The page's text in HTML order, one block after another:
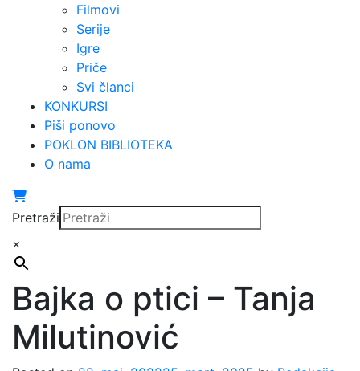
Filmovi
Serije
Igre
Priče
Svi članci
KONKURSI
Piši ponovo
POKLON BIBLIOTEKA
O nama
Pretraži
×
Bajka o ptici – Tanja
Milutinović